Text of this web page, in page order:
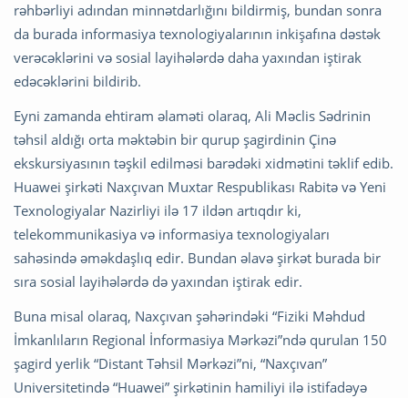
rəhbərliyi adından minnətdarlığını bildirmiş, bundan sonra
da burada informasiya texnologiyalarının inkişafına dəstək
verəcəklərini və sosial layihələrdə daha yaxından iştirak
edəcəklərini bildirib.
Eyni zamanda ehtiram əlaməti olaraq, Ali Məclis Sədrinin
təhsil aldığı orta məktəbin bir qurup şagirdinin Çinə
ekskursiyasının təşkil edilməsi barədəki xidmətini təklif edib.
Huawei şirkəti Naxçıvan Muxtar Respublikası Rabitə və Yeni
Texnologiyalar Nazirliyi ilə 17 ildən artıqdır ki,
telekommunikasiya və informasiya texnologiyaları
sahəsində əməkdaşlıq edir. Bundan əlavə şirkət burada bir
sıra sosial layihələrdə də yaxından iştirak edir.
Buna misal olaraq, Naxçıvan şəhərindəki “Fiziki Məhdud
İmkanlıların Regional İnformasiya Mərkəzi”ndə qurulan 150
şagird yerlik “Distant Təhsil Mərkəzi”ni, “Naxçıvan”
Universitetində “Huawei” şirkətinin hamiliyi ilə istifadəyə